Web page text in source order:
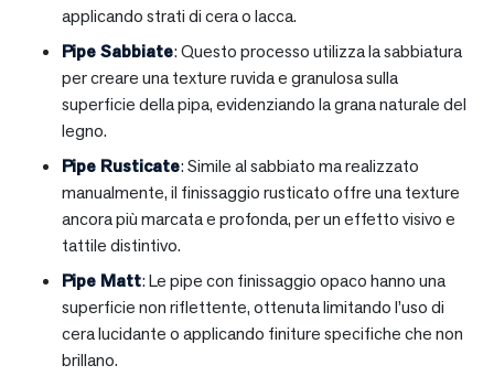
applicando strati di cera o lacca.
Pipe Sabbiate: Questo processo utilizza la sabbiatura
per creare una texture ruvida e granulosa sulla
superficie della pipa, evidenziando la grana naturale del
legno.
Pipe Rusticate: Simile al sabbiato ma realizzato
manualmente, il finissaggio rusticato offre una texture
ancora più marcata e profonda, per un effetto visivo e
tattile distintivo.
Pipe Matt: Le pipe con finissaggio opaco hanno una
superficie non riflettente, ottenuta limitando l’uso di
cera lucidante o applicando finiture specifiche che non
brillano.